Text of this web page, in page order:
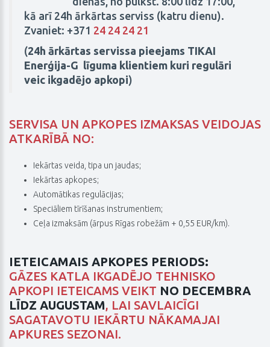
kā arī 24h ārkārtas serviss (katru dienu).
Zvaniet: +371 24 24 24 21
(24h ārkārtas servissa pieejams TIKAI
Enerģija-G līguma klientiem kuri regulāri
veic ikgadējo apkopi)
SERVISA UN APKOPES IZMAKSAS VEIDOJAS
ATKARĪBĀ NO:
Iekārtas veida, tipa un jaudas;
Iekārtas apkopes;
Automātikas regulācijas;
Speciāliem tīrīšanas instrumentiem;
Ceļa izmaksām (ārpus Rīgas robežām + 0,55 EUR/km).
IETEICAMAIS APKOPES PERIODS:
GĀZES KATLA IKGADĒJO TEHNISKO
APKOPI IETEICAMS VEIKT NO DECEMBRA
LĪDZ AUGUSTAM, LAI SAVLAICĪGI
SAGATAVOTU IEKĀRTU NĀKAMAJAI
APKURES SEZONAI.